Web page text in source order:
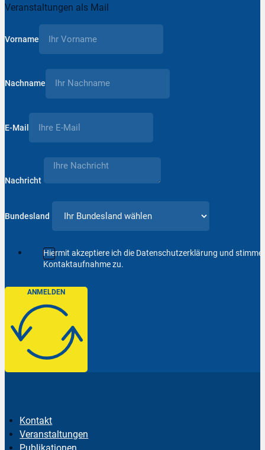
Veranstaltungen als Mail
Vorname
Nachname
E-Mail
Nachricht
Bundesland
Hiermit akzeptiere ich die Datenschutzerklärung und
Kontaktaufnahme zu.
ANMELDEN
Kontakt
Veranstaltungen